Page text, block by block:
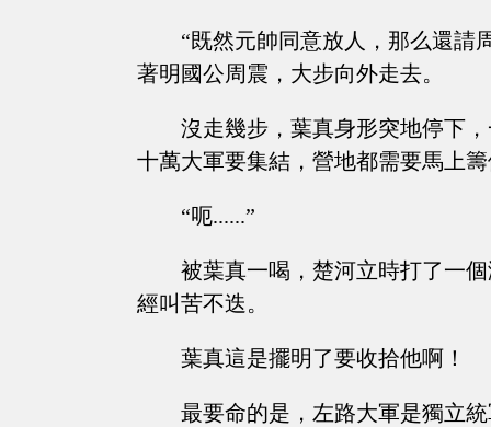
“既然元帥同意放人，那么還請
著明國公周震，大步向外走去。
沒走幾步，葉真身形突地停下
十萬大軍要集結，營地都需要馬上
“呃......”
被葉真一喝，楚河立時打了一
經叫苦不迭。
葉真這是擺明了要收拾他啊！
最要命的是，左路大軍是獨立